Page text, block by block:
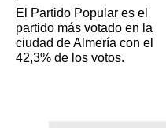
El Partido Popular es el
partido más votado en la
ciudad de Almería con el
42,3% de los votos.